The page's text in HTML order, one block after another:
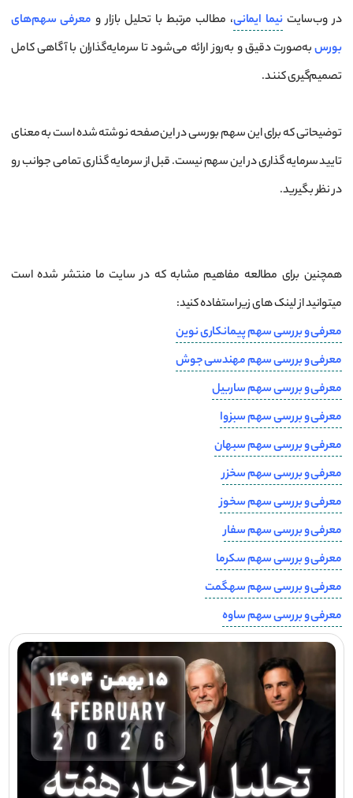
در وب‌سایتنیما ایمانی، مطالب مرتبط با تحلیل بازار و معرفی سهم‌های
بورسبه‌صورت دقیق و به‌روز ارائه می‌شود تا سرمایه‌گذاران با آگاهی کامل
تصمیم‌گیری کنند.
توضیحاتی که برای این سهم بورسی در این صفحه نوشته شده است به معنای
تایید سرمایه گذاری در این سهم نیست. قبل از سرمایه گذاری تمامی جوانب رو
در نظر بگیرید.
همچنین برای مطالعه مفاهیم مشابه که در سایت ما منتشر شده است
میتوانید از لینک های زیر استفاده کنید:
معرفی و بررسی سهم پیمانکاری نوین
معرفی و بررسی سهم مهندسی جوش
معرفی و بررسی سهم ساربیل
معرفی و بررسی سهم سبزوا
معرفی و بررسی سهم سبهان
معرفی و بررسی سهم سخزر
معرفی و بررسی سهم سخوز
معرفی و بررسی سهم سفار
معرفی و بررسی سهم سکرما
معرفی و بررسی سهم سهگمت
معرفی و بررسی سهم ساوه